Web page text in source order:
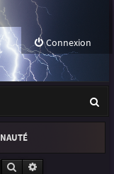
Connexion
e
Rechercher